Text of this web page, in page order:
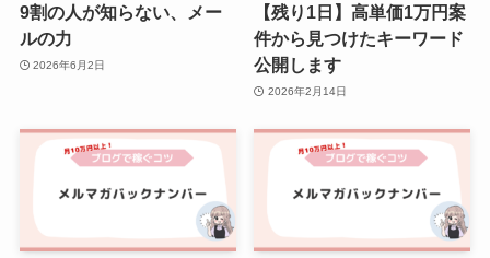
9割の人が知らない、メー
ルの力
2026年6月2日
【残り1日】高単価1万円案
件から見つけたキーワード
公開します
2026年2月14日